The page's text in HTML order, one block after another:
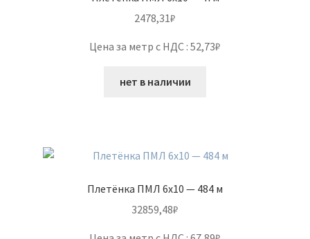
2478,31₽
Цена за метр с НДС : 52,73₽
нет в наличии
Плетёнка ПМЛ 6х10 — 484 м
32859,48₽